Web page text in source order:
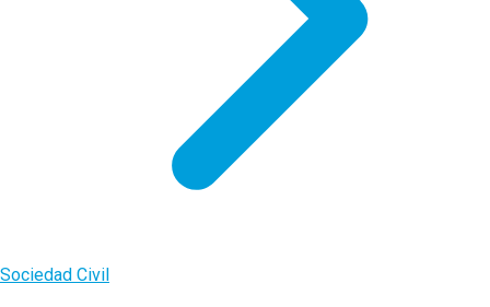
Sociedad Civil